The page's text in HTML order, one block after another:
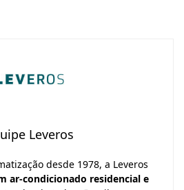
Leveros
desde 1978, a Leveros
ar-condicionado residencial e